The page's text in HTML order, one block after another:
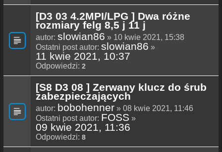
[D3 03 4.2MPI/LPG ] Dwa różne
rozmiary felg 8,5 j 11 j
autor: slowian86 » 10 kwie 2021, 15:38
Ostatni post autor: slowian86 »
11 kwie 2021, 10:37
Odpowiedzi: 2
[S8 D3 08 ] Zerwany klucz do śrub
zabezpieczających
autor: bobohenner » 08 kwie 2021, 11:46
Ostatni post autor: FOSS »
09 kwie 2021, 11:36
Odpowiedzi: 8